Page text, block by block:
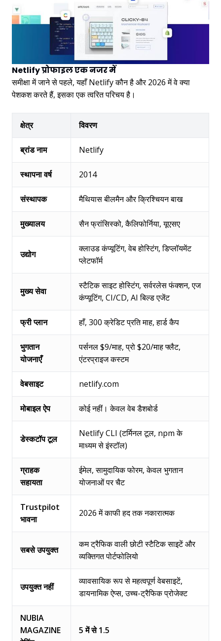
Netlify प्रोफाइल एक नजर में
समीक्षा में जाने से पहले, यहाँ Netlify कौन है और 2026 में वे क्या
पेशकश करते हैं, इसका एक त्वरित परिचय है।
क्षेत्र विवरण
ब्रांड नाम Netlify
स्थापना वर्ष 2014
संस्थापक मैथियास बीलमैन और क्रिश्चियन बाख
मुख्यालय सैन फ्रांसिस्को, कैलिफोर्निया, यूएसए
उद्योग
क्लाउड कंप्यूटिंग, वेब होस्टिंग, डिप्लॉयमेंट
प्लेटफॉर्म
मुख्य सेवा
स्टैटिक साइट होस्टिंग, सर्वरलेस फंक्शन, एज
कंप्यूटिंग, CI/CD, AI बिल्ड एजेंट
फ्री प्लान हाँ, 300 क्रेडिट प्रति माह, हार्ड कैप
भुगतान
योजनाएँ
पर्सनल $9/माह, प्रो $20/माह फ्लैट,
एंटरप्राइज कस्टम
वेबसाइट netlify.com
मोबाइल ऐप कोई नहीं। केवल वेब डैशबोर्ड
डेस्कटॉप टूल
Netlify CLI (टर्मिनल टूल, npm के
माध्यम से इंस्टॉल)
ग्राहक
सहायता
ईमेल, सामुदायिक फोरम, केवल भुगतान
योजनाओं पर चैट
Trustpilot
भावना
2026 में काफी हद तक नकारात्मक
सबसे उपयुक्त
कम ट्रैफिक वाली छोटी स्टैटिक साइटें और
व्यक्तिगत पोर्टफोलियो
उपयुक्त नहीं
व्यावसायिक रूप से महत्वपूर्ण वेबसाइटें,
डायनामिक ऐप्स, उच्च-ट्रैफिक प्रोजेक्ट
NUBIA
MAGAZINE
5 में से 1.5